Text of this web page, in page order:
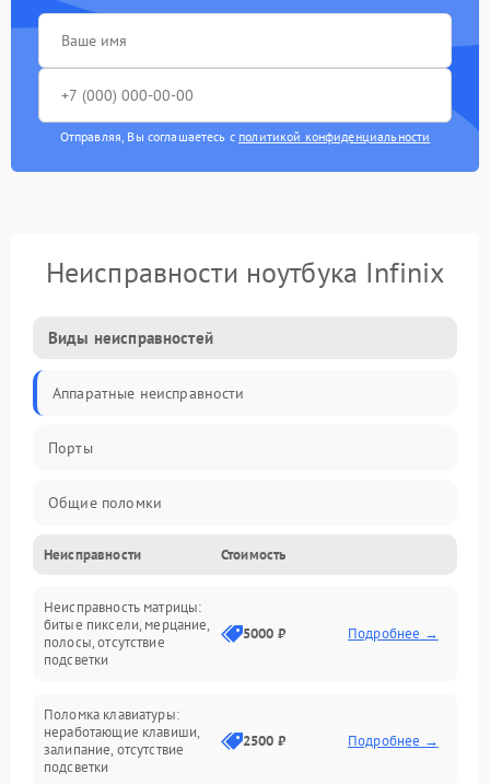
Отправляя, Вы соглашаетесь с политикой конфиденциальности
Неисправности ноутбука Infinix
Виды неисправностей
Аппаратные неисправности
Порты
Общие поломки
Устройства
Программные ошибки
Электрические и системные сбои
Интерфейсные проблемы
Батарея
Неисправности Стоимость
Неисправность матрицы:
битые пиксели, мерцание,
полосы, отсутствие
подсветки
5000 ₽ Подробнее →
Поломка клавиатуры:
неработающие клавиши,
залипание, отсутствие
подсветки
2500 ₽ Подробнее →